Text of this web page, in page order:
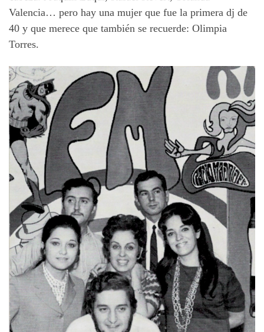
Valencia… pero hay una mujer que fue la primera dj de
40 y que merece que también se recuerde: Olimpia
Torres.